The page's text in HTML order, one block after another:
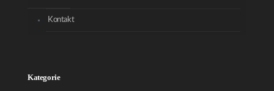
Kontakt
Kategorie